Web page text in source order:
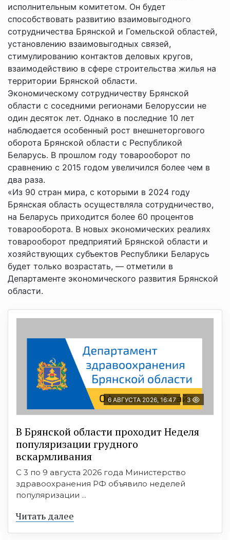
исполнительным комитетом. Он будет
способствовать развитию взаимовыгодного
сотрудничества Брянской и Гомельской областей,
установлению взаимовыгодных связей,
стимулированию контактов деловых кругов,
взаимодействию в сфере строительства жилья на
территории Брянской области.
Экономическому сотрудничеству Брянской
области с соседними регионами Белоруссии не
один десяток лет. Однако в последние 10 лет
наблюдается особенный рост внешнеторгового
оборота Брянской области с Республикой
Беларусь. В прошлом году товарооборот по
сравнению с 2015 годом увеличился более чем в
два раза.
«Из 90 стран мира, с которыми в 2024 году
Брянская область осуществляла сотрудничество,
на Беларусь приходится более 60 процентов
товарооборота. В новых экономических реалиях
товарооборот предприятий Брянской области и
хозяйствующих субъектов Республики Беларусь
будет только возрастать, — отметили в
Департаменте экономического развития Брянской
области.
6 АВГУСТА 2026, 16:47 3
В Брянской области проходит Неделя
популяризации грудного
вскармливания
С 3 по 9 августа 2026 года Министерство
здравоохранения РФ объявило неделей
популяризации ...
Читать далее